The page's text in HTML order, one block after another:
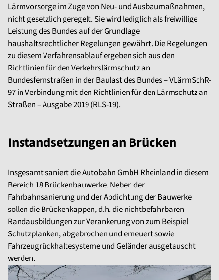
Lärmvorsorge im Zuge von Neu- und Ausbaumaßnahmen,
nicht gesetzlich geregelt. Sie wird lediglich als freiwillige
Leistung des Bundes auf der Grundlage
haushaltsrechtlicher Regelungen gewährt. Die Regelungen
zu diesem Verfahrensablauf ergeben sich aus den
Richtlinien für den Verkehrslärmschutz an
Bundesfernstraßen in der Baulast des Bundes – VLärmSchR-
97 in Verbindung mit den Richtlinien für den Lärmschutz an
Straßen – Ausgabe 2019 (RLS-19).
Instandsetzungen an Brücken
Insgesamt saniert die Autobahn GmbH Rheinland in diesem
Bereich 18 Brückenbauwerke. Neben der
Fahrbahnsanierung und der Abdichtung der Bauwerke
sollen die Brückenkappen, d.h. die nichtbefahrbaren
Randausbildungen zur Verankerung von zum Beispiel
Schutzplanken, abgebrochen und erneuert sowie
Fahrzeugrückhaltesysteme und Geländer ausgetauscht
werden.